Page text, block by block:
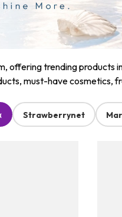
trending products
must-have cosmetics,
Strawberrynet